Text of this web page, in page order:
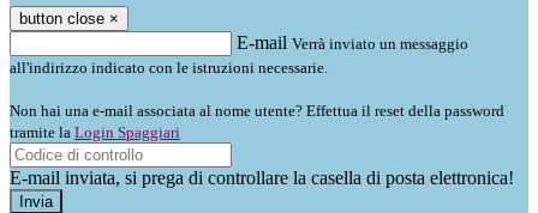
button close ×
E-mail Verrà inviato un messaggio
all'indirizzo indicato con le istruzioni necessarie.
Non hai una e-mail associata al nome utente? Effettua il reset della password
tramite la Login Spaggiari
E-mail inviata, si prega di controllare la casella di posta elettronica!